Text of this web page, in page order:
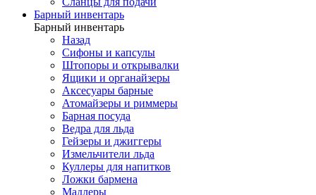
Барный инвентарь
Барный инвентарь
Назад
Сифоны и капсулы
Штопоры и открывалки
Ящики и органайзеры
Аксесуары барные
Атомайзеры и риммеры
Барная посуда
Ведра для льда
Гейзеры и джиггеры
Измельчители льда
Куллеры для напитков
Ложки бармена
Мадлеры